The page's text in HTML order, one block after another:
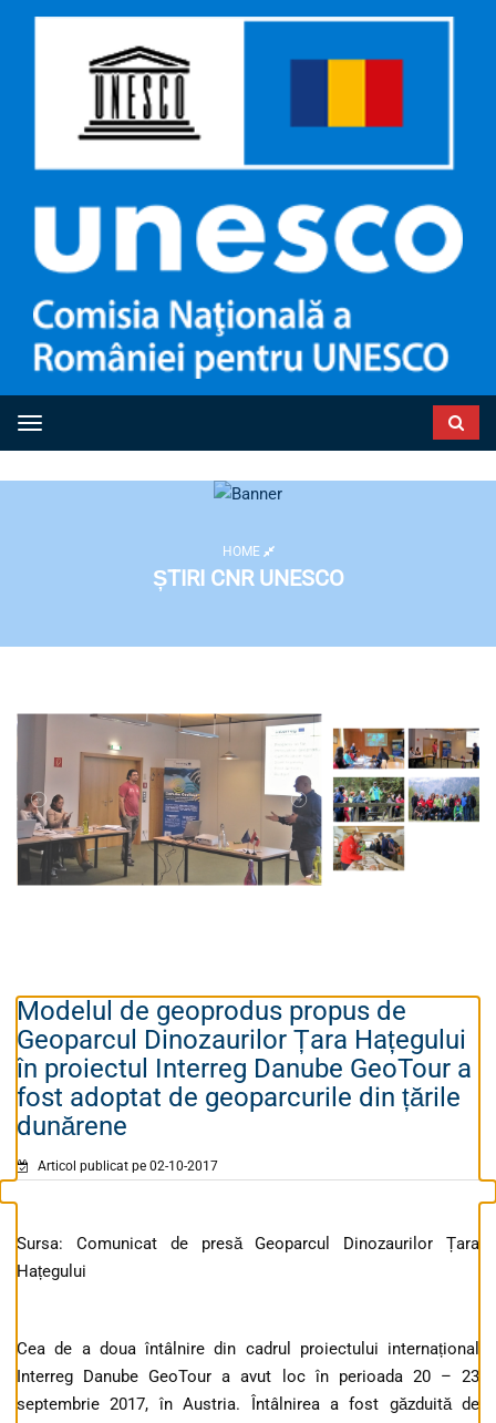
Toggle navigation
HOME
ȘTIRI CNR UNESCO
Modelul de geoprodus propus de
Geoparcul Dinozaurilor Țara Hațegului
în proiectul Interreg Danube GeoTour a
fost adoptat de geoparcurile din țările
dunărene
Articol publicat pe 02-10-2017
Sursa: Comunicat de presă Geoparcul Dinozaurilor Țara
Hațegului
Cea de a doua întâlnire din cadrul proiectului internațional
Interreg Danube GeoTour a avut loc în perioada 20 – 23
septembrie 2017, în Austria. Întâlnirea a fost găzduită de